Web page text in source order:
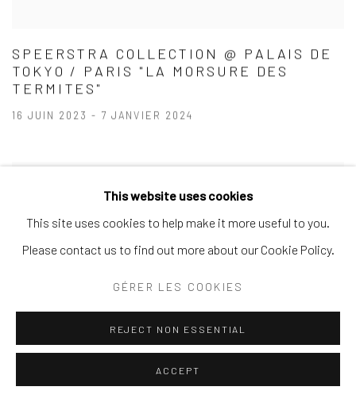
SPEERSTRA COLLECTION @ PALAIS DE
TOKYO / PARIS "LA MORSURE DES
TERMITES"
16 JUIN 2023 - 7 JANVIER 2024
This website uses cookies
This site uses cookies to help make it more useful to you.
Please contact us to find out more about our Cookie Policy.
GÉRER LES COOKIES
REJECT NON ESSENTIAL
ACCEPT